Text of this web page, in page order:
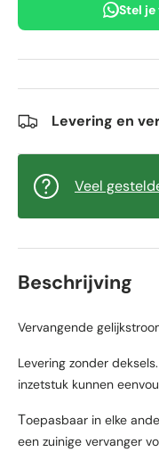
Stel
Levering en
Veel
Beschrijving
Vervangende
Levering zonder
inzetstuk kunnen
Toepasbaar in elke
een zuinige vervanger